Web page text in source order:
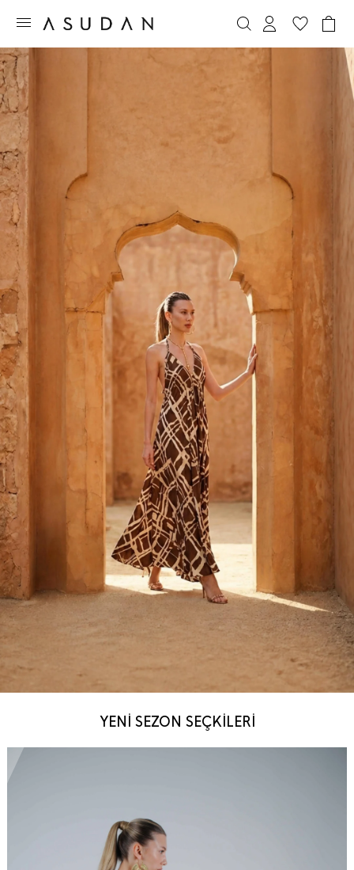
içinde ücretsiz kargo fırsatı! Tüm siparişlerde aynı gün
YENİ SEZON SEÇKİLERİ